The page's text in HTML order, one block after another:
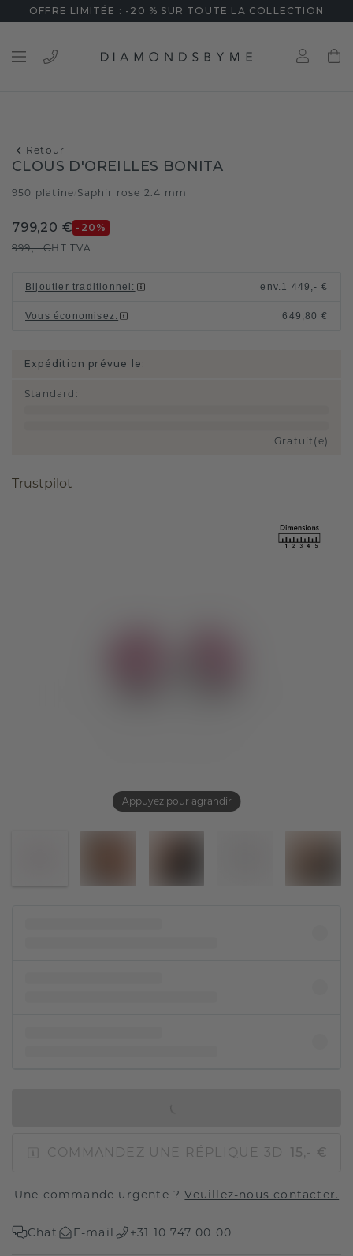
OFFRE LIMITÉE : -20 % SUR TOUTE LA COLLECTION
Retour
Appuyez pour agrandir
CLOUS D'OREILLES BONITA
950 platine Saphir rose 2.4 mm
799,20 € -20 %
999,- €HT TVA
Bijoutier traditionnel : env. 1 449,- €
Vous économisez: 649,80 €
Expédition prévue le:
Standard :
Gratuit(e)
Trustpilot
COMMANDEZ UNE RÉPLIQUE 3D 15,- €
Une commande urgente ?Veuillez-nous contacter.
Chat E-mail +31 10 747 00 00